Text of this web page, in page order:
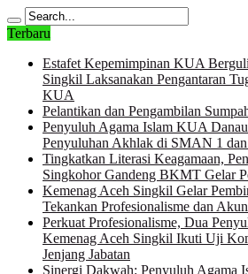
Terbaru
Estafet Kepemimpinan KUA
Singkil Laksanakan Pengantaran
KUA
Pelantikan dan Pengambilan
Penyuluh Agama Islam KUA
Penyuluhan Akhlak di SMAN 1
Tingkatkan Literasi Keagamaan,
Singkohor Gandeng BKMT Gelar
Kemenag Aceh Singkil Gelar
Tekankan Profesionalisme dan
Perkuat Profesionalisme, Dua
Kemenag Aceh Singkil Ikuti Uji
Jenjang Jabatan
Sinergi Dakwah: Penyuluh Agama